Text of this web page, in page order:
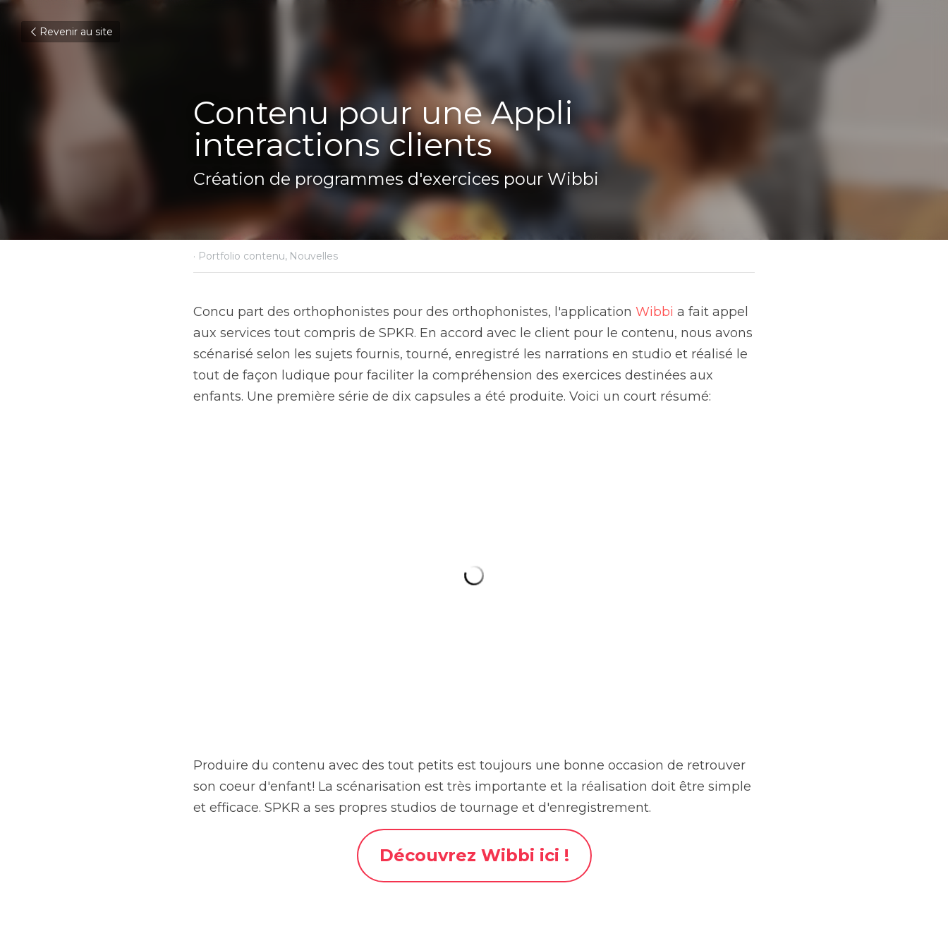
Revenir au site
Contenu pour une Appli interactions clients
Création de programmes d'exercices pour Wibbi
29 juin 2023·Portfolio contenu,
Concu part des orthophonistes pour des orthophonistes, l'application Wibbi a fait appel aux services
tout compris de SPKR. En accord avec le client pour le contenu, nous avons scénarisé selon les
sujets fournis, tourné, enregistré les narrations en studio et réalisé le tout de façon ludique pour
faciliter la compréhension des exercices destinées aux enfants. Une première série de dix capsules
a été produite. Voici un court résumé:
Produire du contenu avec des tout petits est toujours une bonne occasion de retrouver son coeur
d'enfant! La scénarisation est très importante et la réalisation doit être simple et efficace. SPKR a
ses propres studios de tournage et d'enregistrement.
Découvrez Wibbi ici !